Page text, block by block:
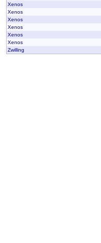
Xenos
Xenos
Xenos
Xenos
Xenos
Xenos
Zwilling